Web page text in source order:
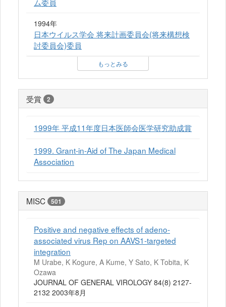
1994年
日本ウイルス学会 将来計画委員会(将来構想検
討委員会)委員
もっとみる
受賞 2
1999年 平成11年度日本医師会医学研究助成賞
1999. Grant-in-Aid of The Japan Medical
Association
MISC 501
Positive and negative effects of adeno-
associated virus Rep on AAVS1-targeted
integration
M Urabe, K Kogure, A Kume, Y Sato, K Tobita, K
Ozawa
JOURNAL OF GENERAL VIROLOGY 84(8) 2127-
2132 2003年8月